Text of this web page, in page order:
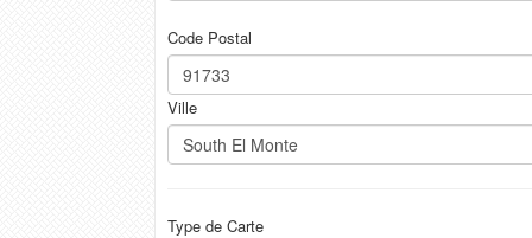
Code Postal
Ville
Type de Carte